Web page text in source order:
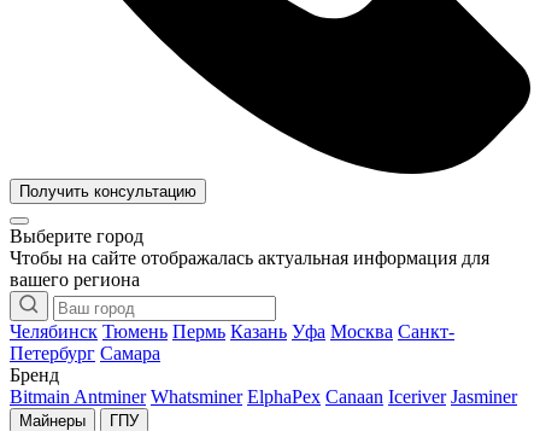
Получить консультацию
Выберите город
Чтобы на сайте отображалась актуальная информация для
вашего региона
Челябинск Тюмень Пермь Казань Уфа Москва Санкт-
Петербург Самара
Бренд
Bitmain Antminer Whatsminer ElphaPex Canaan Iceriver Jasminer
Майнеры ГПУ